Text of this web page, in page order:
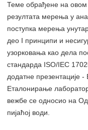
Теме обрађене на овом
резултата мерења у
поступка мерења
део I принципи и
узорковања као дела
стандарда ISO/IEC
додатне презентације
Еталонирање
вежбе се односио на
пијаћој води.